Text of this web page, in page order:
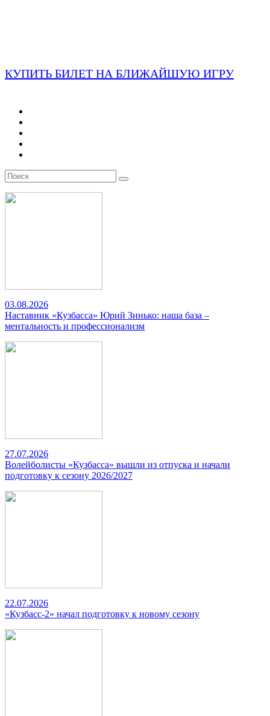
КУПИТЬ БИЛЕТ НА БЛИЖАЙШУЮ ИГРУ
03.08.2026
Наставник «Кузбасса» Юрий Зинько: наша база –
ментальность и профессионализм
27.07.2026
Волейболисты «Кузбасса» вышли из отпуска и начали
подготовку к сезону 2026/2027
22.07.2026
«Кузбасс-2» начал подготовку к новому сезону